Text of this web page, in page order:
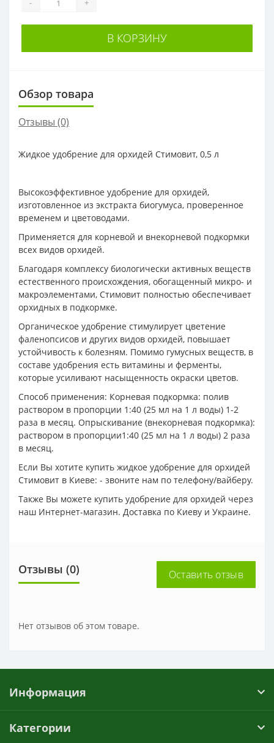
- +
В КОРЗИНУ
Обзор товара
Отзывы (0)
Жидкое удобрение для орхидей Стимовит, 0,5 л
Высокоэффективное удобрение для орхидей,
изготовленное из экстракта биогумуса, проверенное
временем и цветоводами.
Применяется для корневой и внекорневой подкормки
всех видов орхидей.
Благодаря комплексу биологически активных веществ
естественного происхождения, обогащенный микро- и
макроэлементами, Стимовит полностью обеспечивает
орхидных в подкормке.
Органическое удобрение стимулирует цветение
фаленопсисов и других видов орхидей, повышает
устойчивость к болезням. Помимо гумусных веществ, в
составе удобрения есть витамины и ферменты,
которые усиливают насыщенность окраски цветов.
Способ применения: Корневая подкормка: полив
раствором в пропорции 1:40 (25 мл на 1 л воды) 1-2
раза в месяц. Опрыскивание (внекорневая подкормка):
раствором в пропорции1:40 (25 мл на 1 л воды) 2 раза
в месяц.
Если Вы хотите купить жидкое удобрение для орхидей
Стимовит в Киеве: - звоните нам по телефону/вайберу.
Также Вы можете купить удобрение для орхидей через
наш Интернет-магазин. Доставка по Киеву и Украине.
Отзывы (0) Оставить отзыв
Нет отзывов об этом товаре.
Информация
Категории